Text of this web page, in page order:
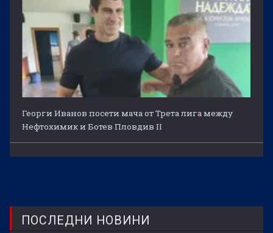
Георги Иванов посети мача от Трета лига между
Нефтохимик и Ботев Пловдив II
ПОСЛЕДНИ НОВИНИ